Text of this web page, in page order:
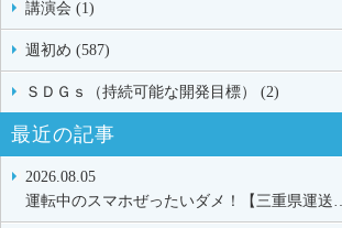
講演会 (1)
週初め (587)
ＳＤＧｓ（持続可能な開発目標） (2)
最近の記事
2026.08.05
運転中のスマホぜったいダメ！【三重県運送…